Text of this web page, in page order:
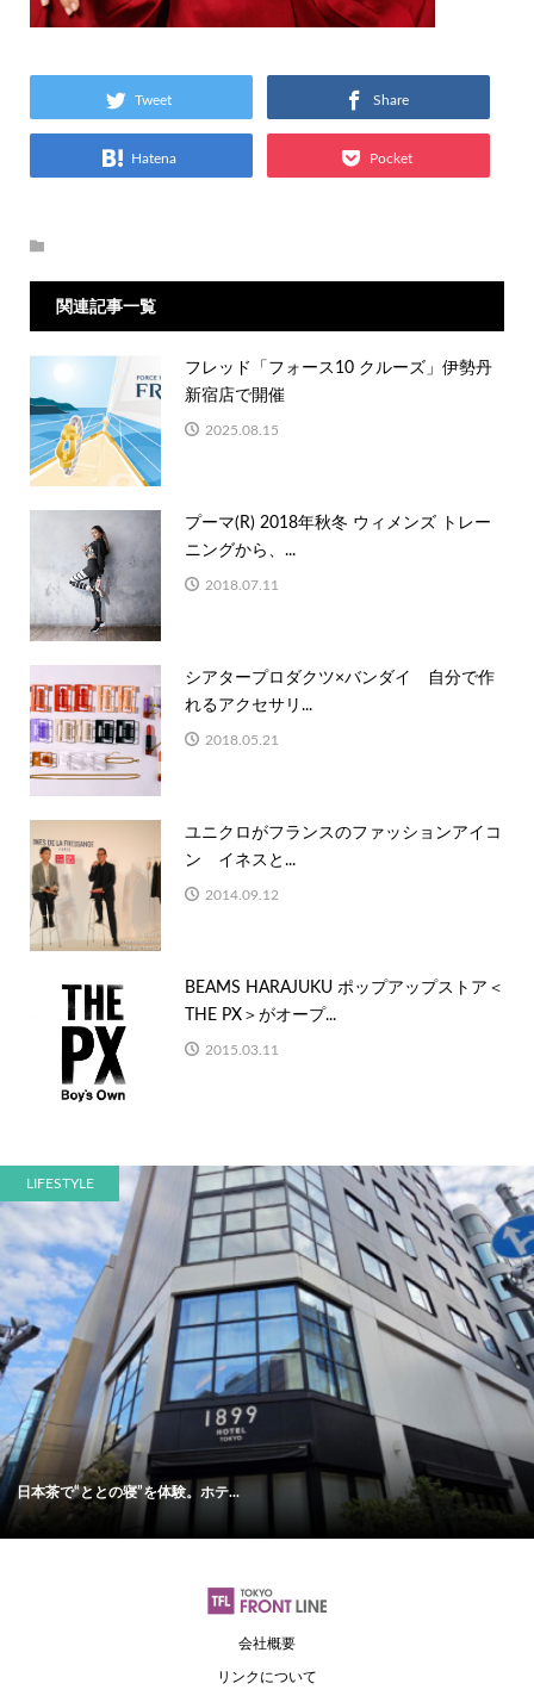
Tweet Share
Hatena Pocket
関連記事一覧
フレッド「フォース10 クルーズ」伊勢丹
新宿店で開催
2025.08.15
プーマ(R) 2018年秋冬 ウィメンズ トレー
ニングから、...
2018.07.11
シアタープロダクツ×バンダイ 自分で作
れるアクセサリ...
2018.05.21
ユニクロがフランスのファッションアイコ
ン イネスと...
2014.09.12
BEAMS HARAJUKU ポップアップストア＜
THE PX＞がオープ...
2015.03.11
LIFESTYLE
日本茶で“ととの寝”を体験。ホテ...
会社概要
リンクについて